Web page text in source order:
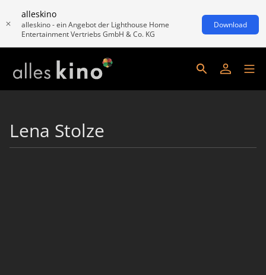
alleskino
alleskino - ein Angebot der Lighthouse Home
Entertainment Vertriebs GmbH & Co. KG
Download
Lena Stolze